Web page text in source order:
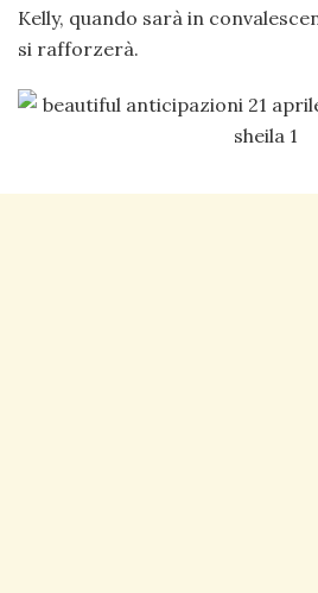
Kelly, quando sarà in
si rafforzerà.